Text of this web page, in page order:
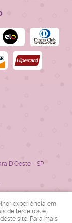
D'Oeste - SP
experiência em
de terceiros e
site. Para mais